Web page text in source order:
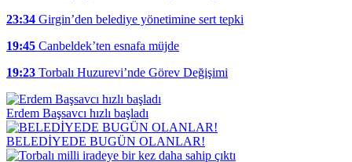
23:34 Girgin’den belediye yönetimine sert tepki
19:45 Canbeldek’ten esnafa müjde
19:23 Torbalı Huzurevi’nde Görev Değişimi
Erdem Başsavcı hızlı başladı
BELEDİYEDE BUGÜN OLANLAR!